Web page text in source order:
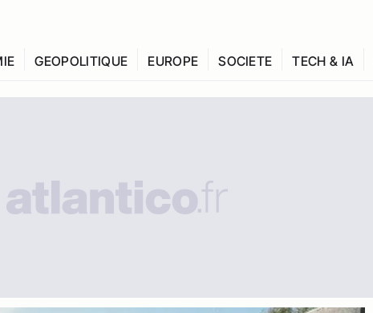
GEOPOLITIQUE EUROPE SOCIETE TECH & IA